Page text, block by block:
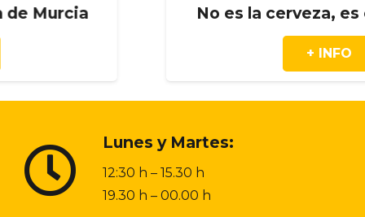
No es la cerveza, es el
Lunes y Martes:
12:30 h – 15.30 h
19.30 h – 00.00 h